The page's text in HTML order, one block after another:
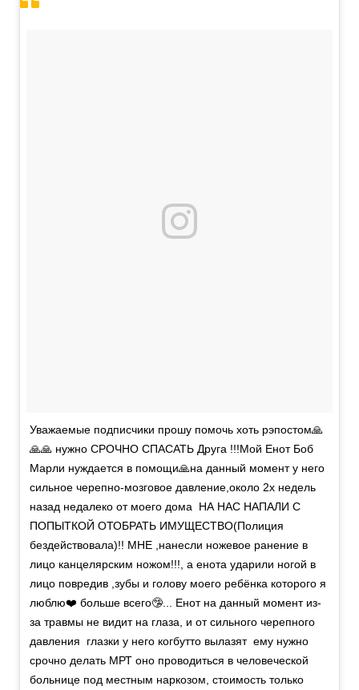
Уважаемые подписчики прошу помочь хоть рэпостом🙏
🙏🙏 нужно СРОЧНО СПАСАТЬ Друга !!!Мой Енот Боб
Марли нуждается в помощи🙏на данный момент у него
сильное черепно-мозговое давление,около 2х недель
назад недалеко от моего дома НА НАС НАПАЛИ С
ПОПЫТКОЙ ОТОБРАТЬ ИМУЩЕСТВО(Полиция
бездействовала)!! МНЕ ,нанесли ножевое ранение в
лицо канцелярским ножом!!!, а енота ударили ногой в
лицо повредив ,зубы и голову моего ребёнка которого я
люблю❤️ больше всего🤥... Енот на данный момент из-
за травмы не видит на глаза, и от сильного черепного
давления глазки у него когбутто вылазят ему нужно
срочно делать МРТ оно проводиться в человеческой
больнице под местным наркозом, стоимость только